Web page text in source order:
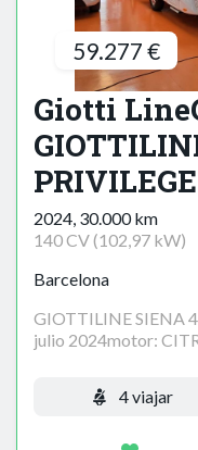
59.277 €
Giotti
2024, 30.000 km
140 CV (102,97 kW)
Barcelona
GIOTTILINE SIENA
julio 2024motor:
4 viajar